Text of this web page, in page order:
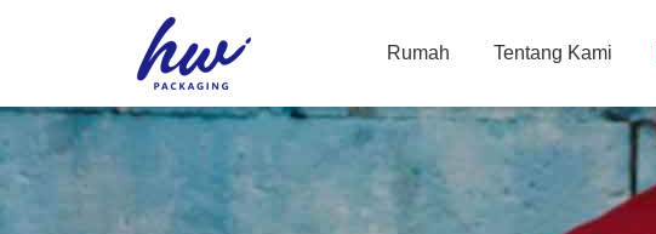
Rumah Tentang Kami